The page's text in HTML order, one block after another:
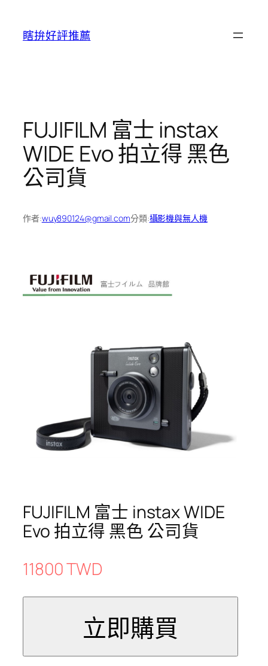
瞎拚好評推薦
FUJIFILM 富士 instax
WIDE Evo 拍立得 黑色
公司貨
作者:wuy890124@gmail.com分類:攝影機與無人機
FUJIFILM 富士 instax WIDE
Evo 拍立得 黑色 公司貨
11800 TWD